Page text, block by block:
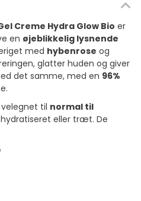
Creme Hydra Glow Bio er
en øjeblikkelig lysnende
med hybenrose og
glatter huden og giver
det samme, med en 96%
til normal til
eller træt. De